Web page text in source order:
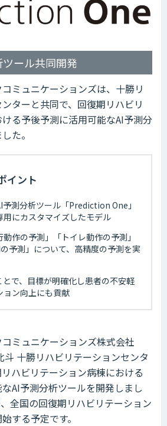
ツール共同開発
ミュニケーションズは、十勝リ
ターと共同で、回復期リハビリ
る予後予測に活用可能なAI予測分
た。
イント
測分析ツール「Prediction One」
用にカスタマイズしたモデル
作の予測」「トイレ動作の予測」
の予測」について、高精度の予測を実
で、目標が明確化し患者の不安軽
ョン向上にも貢献
ミュニケーションズ株式会社
斗 十勝リハビリテーションセンタ
ハビリテーション病棟における
AI予測分析ツールを開発しまし
全国の回復期リハビリテーション
する予定です。